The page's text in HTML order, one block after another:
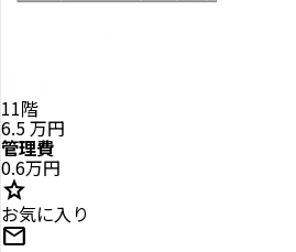
11階
6.5万円
管理費
0.6万円
star
お気に入り
mail